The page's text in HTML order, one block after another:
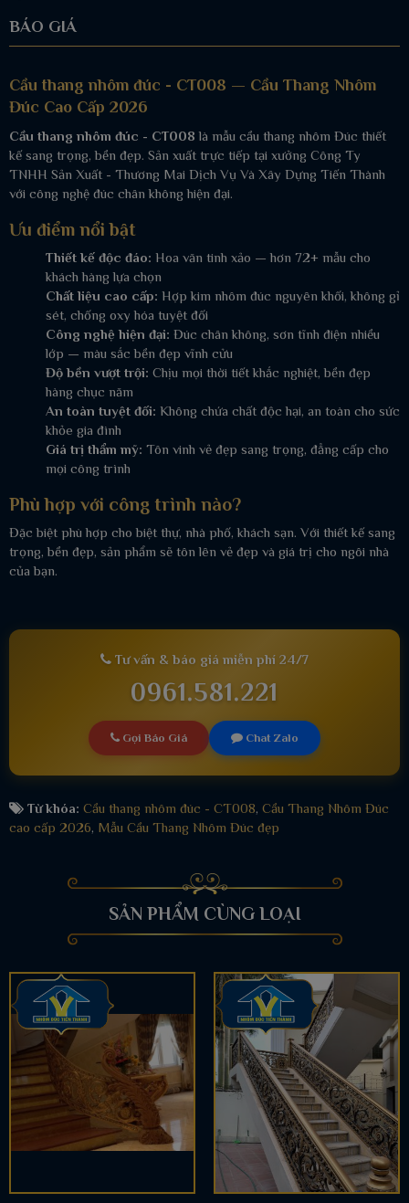
BÁO GIÁ
Cầu thang nhôm đúc - CT008 — Cầu Thang Nhôm
Đúc Cao Cấp 2026
Cầu thang nhôm đúc - CT008 là mẫu cầu thang nhôm Đúc thiết
kế sang trọng, bền đẹp. Sản xuất trực tiếp tại xưởng Công Ty
TNHH Sản Xuất - Thương Mai Dịch Vụ Và Xây Dựng Tiến Thành
với công nghệ đúc chân không hiện đại.
Ưu điểm nổi bật
Thiết kế độc đáo: Hoa văn tinh xảo — hơn 72+ mẫu cho
khách hàng lựa chọn
Chất liệu cao cấp: Hợp kim nhôm đúc nguyên khối, không gỉ
sét, chống oxy hóa tuyệt đối
Công nghệ hiện đại: Đúc chân không, sơn tĩnh điện nhiều
lớp — màu sắc bền đẹp vĩnh cửu
Độ bền vượt trội: Chịu mọi thời tiết khắc nghiệt, bền đẹp
hàng chục năm
An toàn tuyệt đối: Không chứa chất độc hại, an toàn cho sức
khỏe gia đình
Giá trị thẩm mỹ: Tôn vinh vẻ đẹp sang trọng, đẳng cấp cho
mọi công trình
Phù hợp với công trình nào?
Đặc biệt phù hợp cho biệt thự, nhà phố, khách sạn. Với thiết kế sang
trọng, bền đẹp, sản phẩm sẽ tôn lên vẻ đẹp và giá trị cho ngôi nhà
của bạn.
Tư vấn & báo giá miễn phí 24/7
0961.581.221
Gọi Báo Giá Chat Zalo
Từ khóa: Cầu thang nhôm đúc - CT008, Cầu Thang Nhôm Đúc
cao cấp 2026, Mẫu Cầu Thang Nhôm Đúc đẹp
SẢN PHẨM CÙNG LOẠI